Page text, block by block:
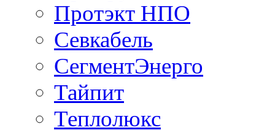
Протэкт НПО
Севкабель
СегментЭнерго
Тайпит
Теплолюкс